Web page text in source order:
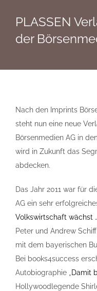
PLASSEN
der
Nach den Imprints
steht nun eine neue
Börsenmedien AG in
wird in Zukunft das
abdecken.
Das Jahr 2011 war für
AG ein sehr
Volkswirtschaft wächst
Peter und Andrew
mit dem bayerischen
Bei books4success
Autobiographie „
Damit
Hollywoodlegende